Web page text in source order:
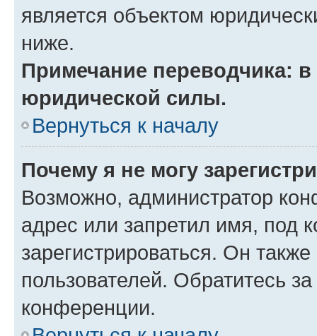
является объектом
ниже.
Примечание переводчика:
юридической силы.
Вернуться к началу
Почему я не могу
Возможно, администратор
адрес или запретил имя, под
зарегистрироваться. Он
пользователей. Обратитесь
конференции.